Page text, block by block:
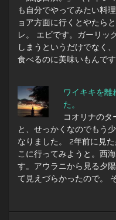
も自分でやってみたい料
ョア方面に行くとやたら
レ。 エビです。ガーリッ
しまうというだけでなく
食べるのに美味いもんです…
ワイキキを離
た。
コオリナのタ
と、せっかくなのでもう
なりました。 2年前に見
こに行ってみようと。西
す。アウラニから見る夕
て見えづらかったので。